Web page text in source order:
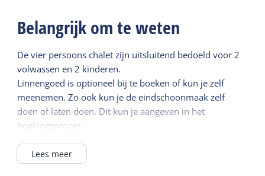
Belangrijk om te weten
De vier persoons chalet zijn uitsluitend bedoeld voor 2
volwassen en 2 kinderen.
Linnengoed is optioneel bij te boeken of kun je zelf
meenemen. Zo ook kun je de eindschoonmaak zelf
doen of laten doen. Dit kun je aangeven in het
boekingsproces.
Lees meer